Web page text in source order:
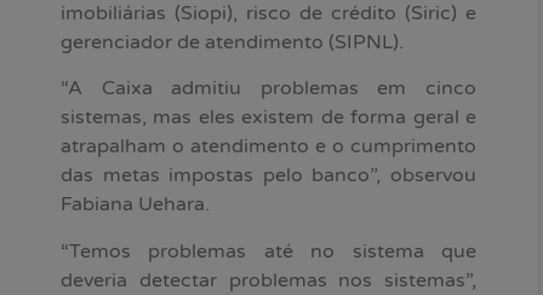
imobiliárias (Siopi), risco de crédito (Siric) e
gerenciador de atendimento (SIPNL).
“A Caixa admitiu problemas em cinco
sistemas, mas eles existem de forma geral e
atrapalham o atendimento e o cumprimento
das metas impostas pelo banco”, observou
Fabiana Uehara.
“Temos problemas até no sistema que
deveria detectar problemas nos sistemas”,